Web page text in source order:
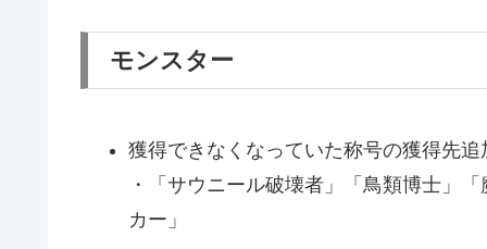
モンスター
獲得できなくなっていた称号の獲得先追
・「サウニール破壊者」「鳥類博士」
カー」